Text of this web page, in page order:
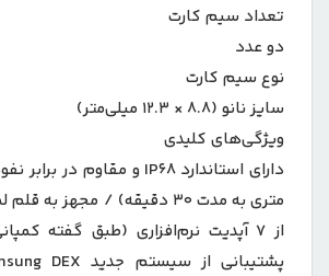
تعداد سیم کارت
دو عدد
نوع سیم کارت
سایز نانو (۸.۸ × ۱۲.۳ میلی‌متر)
ویژگی‌های کلیدی
متری به مدت ۳۰ دقیقه) / مجهز
از ۷ آپدیت نرم‌افزاری (طبق گفته